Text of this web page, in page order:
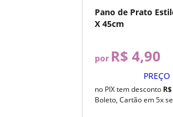
Pano de Prato
X 45cm
por R$ 4,90
no PIX tem desconto
Boleto, Cartão em 5x